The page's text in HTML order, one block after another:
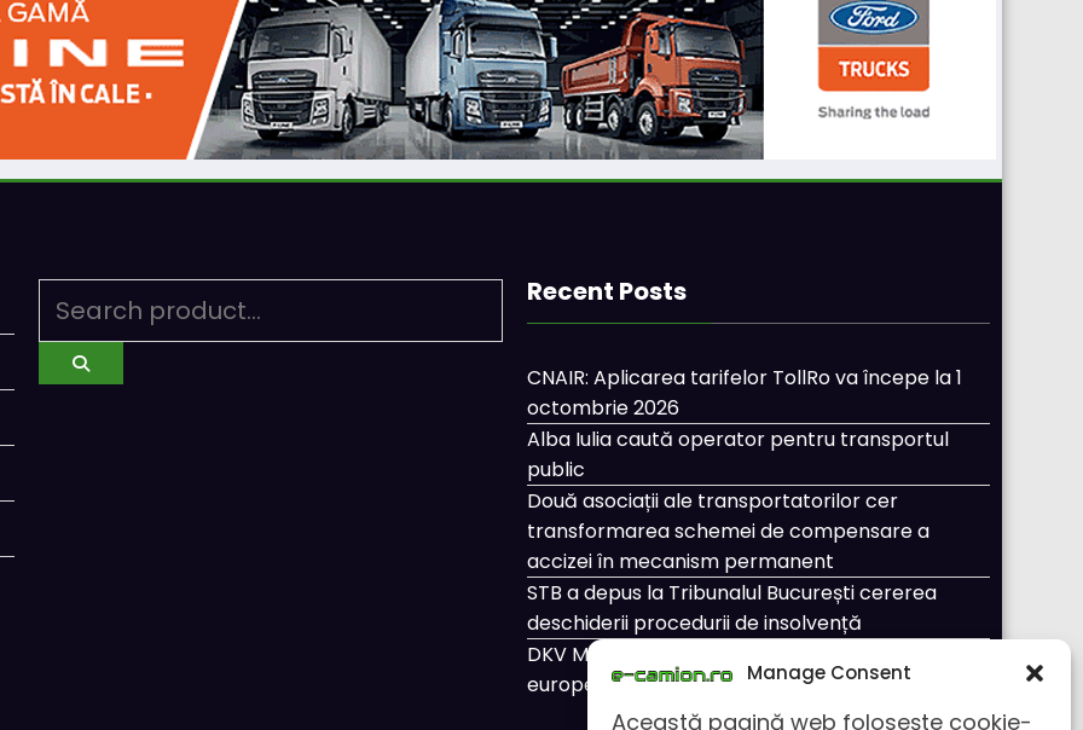
Manage Consent
Această pagină web folosește cookie-
Recent Posts
CNAIR: Aplicarea tarifelor TollRo va începe la 1
octombrie 2026
Alba Iulia caută operator pentru transportul
public
Două asociații ale transportatorilor cer
transformarea schemei de compensare a
accizei în mecanism permanent
STB a depus la Tribunalul București cererea
deschiderii procedurii de insolvență
DKV Mobility și Shell își extind parteneriatul
european